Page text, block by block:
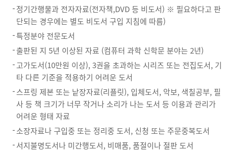
정기간행물과 전자자료(전자책,DVD 등 비도서) ※ 필요하다고 판
단되는 경우에는 별도 비도서 구입 지침에 따름)
특정분야 전문도서
출판된 지 5년 이상된 자료 (컴퓨터 과학 신학문 분야는 2년)
고가도서(10만원 이상), 3권을 초과하는 시리즈 또는 전집도서, 기
타 다른 기준을 적용하기 어려운 도서
스프링 제본 또는 낱장자료(리플릿), 입체도서, 악보, 색칠공부, 필
사 등 책 크기가 너무 작거나 소리가 나는 도서 등 이용과 관리가
어려운 형태 자료
소장자료나 구입중 또는 정리중 도서, 신청 또는 주문중복도서
서지불명도서나 미간행도서, 비매품, 품절이나 절판 도서